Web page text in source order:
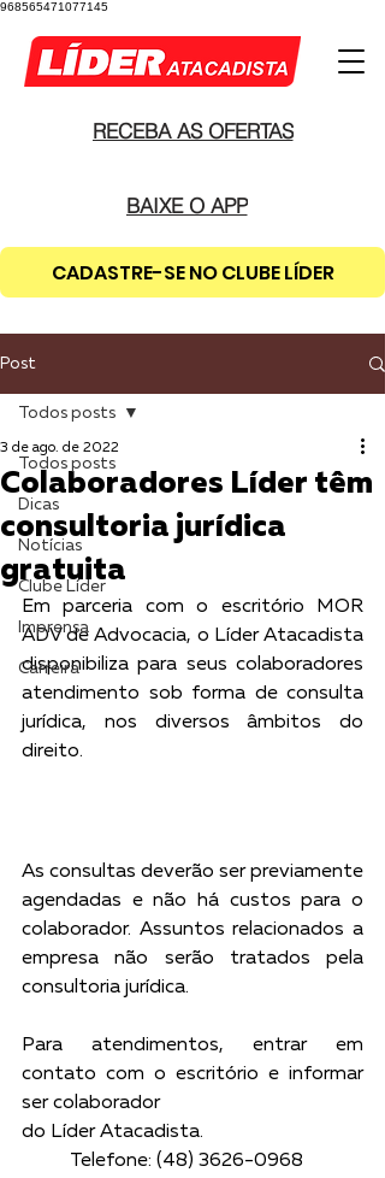
968565471077145
RECEBA AS OFERTAS
BAIXE O APP
CADASTRE-SE NO CLUBE LÍDER
Post
Todos posts
Dicas
Notícias
Clube Líder
Imprensa
Carreira
Todos posts
Colaboradores Líder têm
consultoria jurídica
gratuita
3 de ago. de 2022
Em parceria com o escritório MOR
ADV de Advocacia, o Líder Atacadista
disponibiliza para seus colaboradores
atendimento sob forma de consulta
jurídica, nos diversos âmbitos do
direito.
As consultas deverão ser previamente
agendadas e não há custos para o
colaborador. Assuntos relacionados a
empresa não serão tratados pela
consultoria jurídica.
Para atendimentos, entrar em
contato com o escritório e informar
ser colaborador
do Líder Atacadista.
	Telefone: (48) 3626-0968